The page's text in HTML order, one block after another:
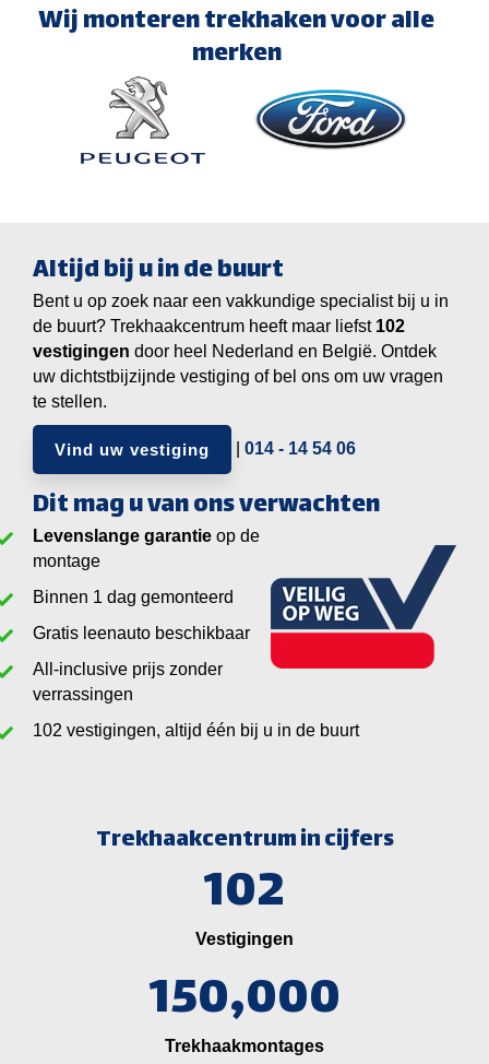
Wij monteren trekhaken voor alle
merken
Altijd bij u in de buurt
Bent u op zoek naar een vakkundige specialist bij u in
de buurt? Trekhaakcentrum heeft maar liefst
vestigingen door heel Nederland en België. Ontdek
uw dichtstbijzijnde vestiging of bel ons om uw vragen
te stellen.
Vind uw vestiging 014 - 14 54 06
Dit mag u van ons verwachten
Levenslange garantie op de
montage
Binnen 1 dag gemonteerd
Gratis leenauto beschikbaar
All-inclusive prijs zonder
verrassingen
vestigingen, altijd één bij u in de buurt
Trekhaakcentrum in cijfers
102
Vestigingen
150,000
Trekhaakmontages